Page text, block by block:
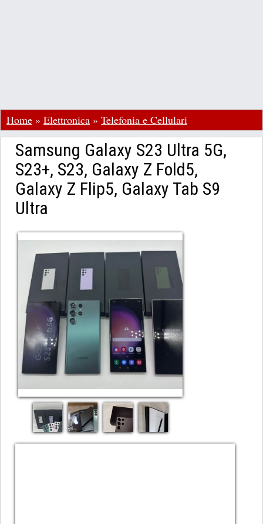
Home » Elettronica » Telefonia e Cellulari
Samsung Galaxy S23 Ultra 5G,
S23+, S23, Galaxy Z Fold5,
Galaxy Z Flip5, Galaxy Tab S9
Ultra